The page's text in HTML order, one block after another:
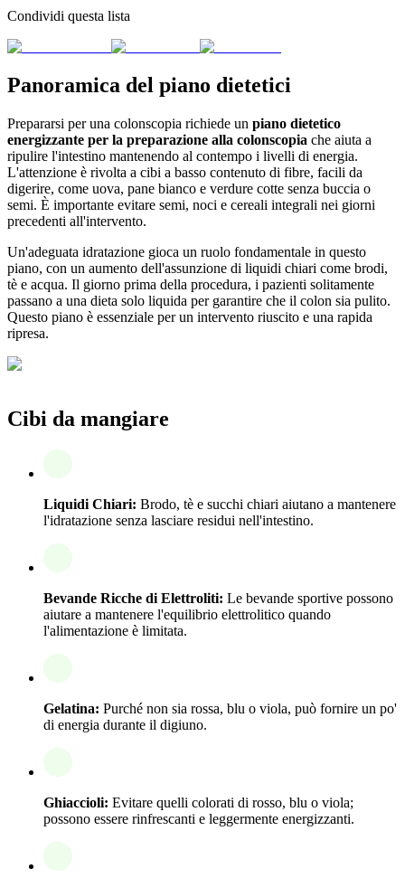
Condividi questa lista
Panoramica del piano dietetici
Prepararsi per una colonscopia richiede un piano dietetico
energizzante per la preparazione alla colonscopia che aiuta a
ripulire l'intestino mantenendo al contempo i livelli di energia.
L'attenzione è rivolta a cibi a basso contenuto di fibre, facili da
digerire, come uova, pane bianco e verdure cotte senza buccia o
semi. È importante evitare semi, noci e cereali integrali nei giorni
precedenti all'intervento.
Un'adeguata idratazione gioca un ruolo fondamentale in questo
piano, con un aumento dell'assunzione di liquidi chiari come brodi,
tè e acqua. Il giorno prima della procedura, i pazienti solitamente
passano a una dieta solo liquida per garantire che il colon sia pulito.
Questo piano è essenziale per un intervento riuscito e una rapida
ripresa.
Cibi da mangiare
Liquidi Chiari: Brodo, tè e succhi chiari aiutano a mantenere
l'idratazione senza lasciare residui nell'intestino.
Bevande Ricche di Elettroliti: Le bevande sportive possono
aiutare a mantenere l'equilibrio elettrolitico quando
l'alimentazione è limitata.
Gelatina: Purché non sia rossa, blu o viola, può fornire un po'
di energia durante il digiuno.
Ghiaccioli: Evitare quelli colorati di rosso, blu o viola;
possono essere rinfrescanti e leggermente energizzanti.